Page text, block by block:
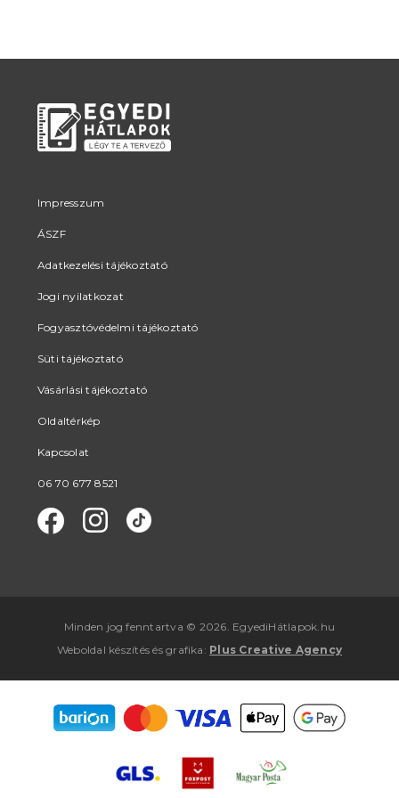
Impresszum
ÁSZF
Adatkezelési tájékoztató
Jogi nyilatkozat
Fogyasztóvédelmi tájékoztató
Süti tájékoztató
Vásárlási tájékoztató
Oldaltérkép
Kapcsolat
06 70 677 8521
Minden jog fenntartva © 2026. EgyediHátlapok.hu
Weboldal készítés ésgrafika : Plus Creative Agency